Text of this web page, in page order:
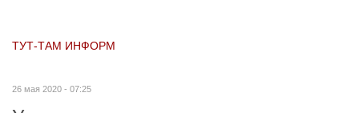
ТУТ-ТАМ ИНФОРМ
26 мая 2020 - 07:25